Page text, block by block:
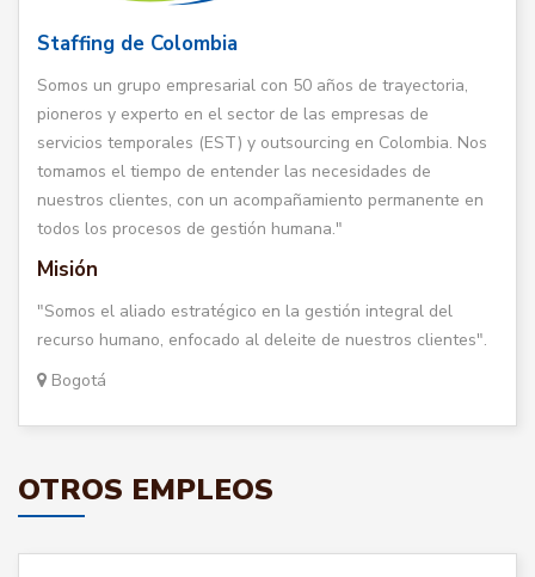
Staffing de Colombia
Somos un grupo empresarial con 50 años de trayectoria,
pioneros y experto en el sector de las empresas de
servicios temporales (EST) y outsourcing en Colombia. Nos
tomamos el tiempo de entender las necesidades de
nuestros clientes, con un acompañamiento permanente en
todos los procesos de gestión humana."
Misión
"Somos el aliado estratégico en la gestión integral del
recurso humano, enfocado al deleite de nuestros clientes".
Bogotá
OTROS EMPLEOS